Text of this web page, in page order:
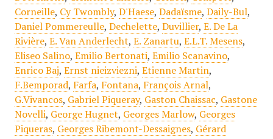
Corneille, Cy Twombly, D'Haese, Dadaïsme, Daily-Bul,
Daniel Pommereulle, Dechelette, Duvillier, E. De La
Rivière, E. Van Anderlecht, E. Zanartu, E.L.T. Mesens,
Eliseo Salino, Emilio Bertonati, Emilio Scanavino,
Enrico Baj, Ernst nieizviezni, Etienne Martin,
F.Bemporad, Farfa, Fontana, François Arnal,
G.Vivancos, Gabriel Piqueray, Gaston Chaissac, Gastone
Novelli, George Hugnet, Georges Marlow, Georges
Piqueras, Georges Ribemont-Dessaignes, Gérard